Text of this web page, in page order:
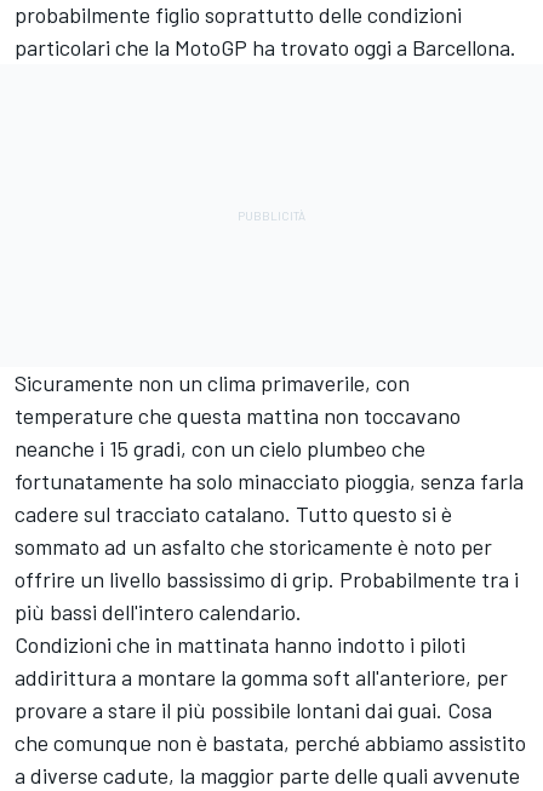
probabilmente figlio soprattutto delle condizioni
particolari che la MotoGP ha trovato oggi a Barcellona.
Sicuramente non un clima primaverile, con
temperature che questa mattina non toccavano
neanche i 15 gradi, con un cielo plumbeo che
fortunatamente ha solo minacciato pioggia, senza farla
cadere sul tracciato catalano. Tutto questo si è
sommato ad un asfalto che storicamente è noto per
offrire un livello bassissimo di grip. Probabilmente tra i
più bassi dell'intero calendario.
Condizioni che in mattinata hanno indotto i piloti
addirittura a montare la gomma soft all'anteriore, per
provare a stare il più possibile lontani dai guai. Cosa
che comunque non è bastata, perché abbiamo assistito
a diverse cadute, la maggior parte delle quali avvenute